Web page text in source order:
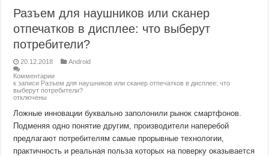
Разъем для наушников или сканер
отпечатков в дисплее: что выберут
потребители?
20.12.2018
Android
Комментарии
к записи Разъем для наушников или сканер отпечатков в дисплее: что
выберут потребители?
отключены
Ложные инновации буквально заполонили рынок смартфонов.
Подменяя одно понятие другим, производители наперебой
предлагают потребителям самые прорывные технологии,
практичность и реальная польза которых на поверку оказывается